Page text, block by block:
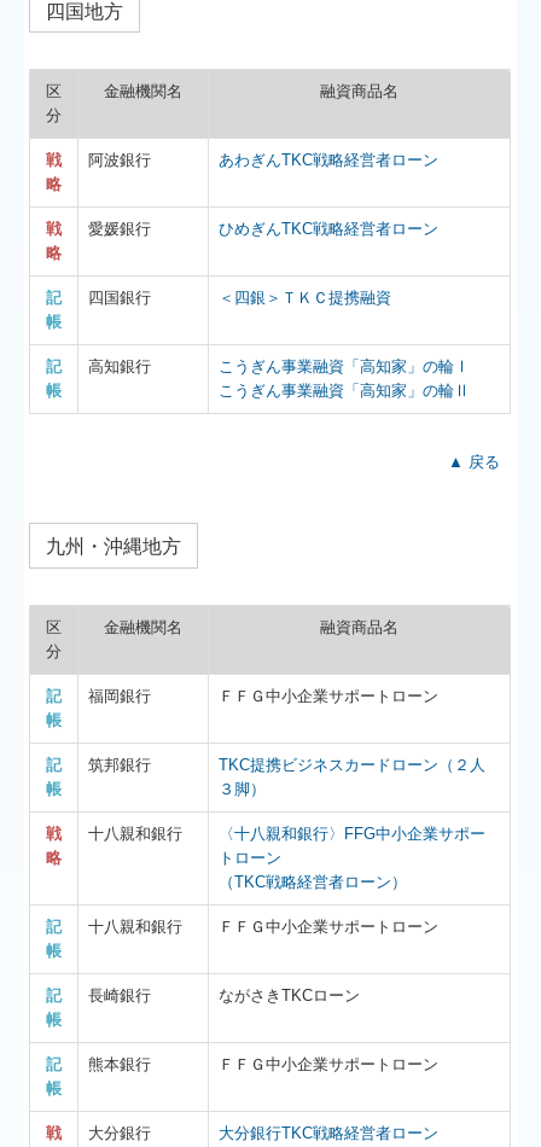
四国地方
区
分
金融機関名 融資商品名
戦
略
阿波銀行 あわぎんTKC戦略経営者ローン
戦
略
愛媛銀行 ひめぎんTKC戦略経営者ローン
記
帳
四国銀行 ＜四銀＞ＴＫＣ提携融資
記
帳
高知銀行
こうぎん事業融資「高知家」の輪Ⅰ
こうぎん事業融資「高知家」の輪Ⅱ
▲ 戻る
九州・沖縄地方
区
分
金融機関名 融資商品名
記
帳
福岡銀行 ＦＦＧ中小企業サポートローン
記
帳
筑邦銀行
TKC提携ビジネスカードローン（２人
３脚）
戦
略
十八親和銀行
〈十八親和銀行〉FFG中小企業サポー
トローン
（TKC戦略経営者ローン）
記
帳
十八親和銀行 ＦＦＧ中小企業サポートローン
記
帳
長崎銀行 ながさきTKCローン
記
帳
熊本銀行 ＦＦＧ中小企業サポートローン
戦
大分銀行 大分銀行TKC戦略経営者ローン